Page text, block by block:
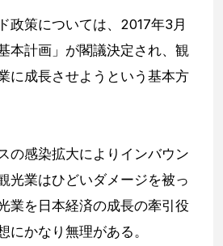
政策については、2017年3月
本計画」が閣議決定され、観
に成長させようという基本方
の感染拡大によりインバウン
光業はひどいダメージを被っ
業を日本経済の成長の牽引役
にかなり無理がある。